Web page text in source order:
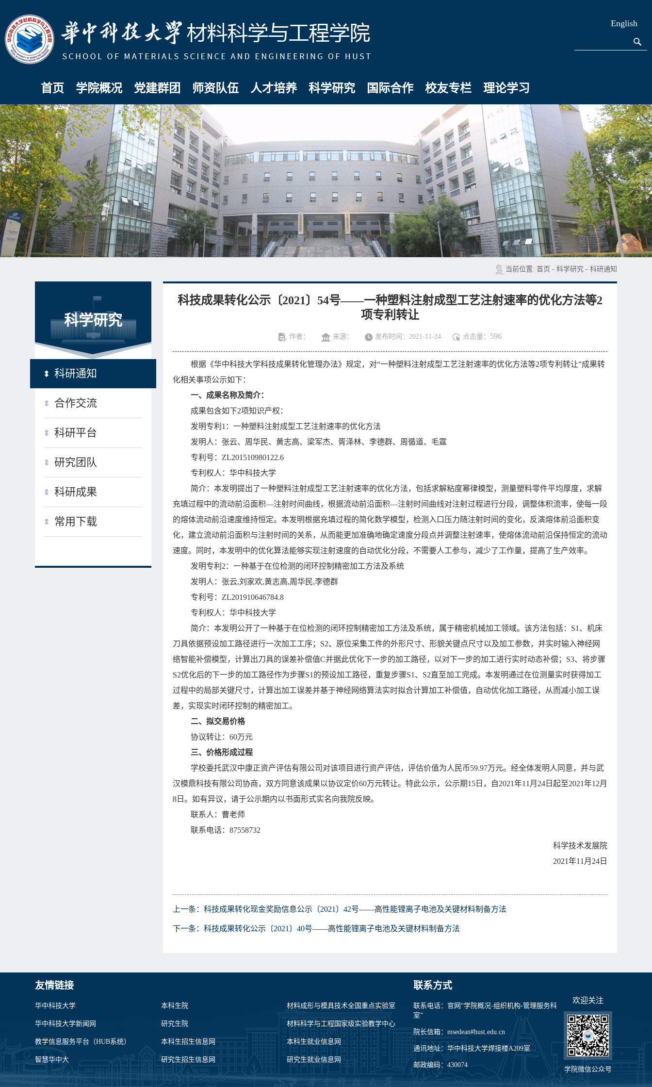
English
首页 学院概况 党建群团 师资队伍 人才培养 科学研究 国际合作 校友专栏 理论学习
当前位置: 首页 - 科学研究 - 科研通知
科学研究
科研通知
合作交流
科研平台
研究团队
科研成果
常用下载
科技成果转化公示〔2021〕54号——一种塑料注射成型工艺注射速率的优化方法等2
项专利转让
作者： 来源： 发布时间：2021-11-24 点击量： 596
根据《华中科技大学科技成果转化管理办法》规定，对“一种塑料注射成型工艺注射速率的优化方法等2项专利转让”成果转
化相关事项公示如下：
一、成果名称及简介：
成果包含如下2项知识产权：
发明专利1：一种塑料注射成型工艺注射速率的优化方法
发明人：张云、周华民、黄志高、梁军杰、胥泽林、李德群、周循道、毛霆
专利号：ZL201510980122.6
专利权人：华中科技大学
简介：本发明提出了一种塑料注射成型工艺注射速率的优化方法，包括求解粘度幂律模型，测量塑料零件平均厚度，求解
充填过程中的流动前沿面积—注射时间曲线，根据流动前沿面积—注射时间曲线对注射过程进行分段，调整体积流率，使每一段
的熔体流动前沿速度维持恒定。本发明根据充填过程的简化数学模型，检测入口压力随注射时间的变化，反演熔体前沿面积变
化，建立流动前沿面积与注射时间的关系，从而能更加准确地确定速度分段点并调整注射速率，使熔体流动前沿保持恒定的流动
速度。同时，本发明中的优化算法能够实现注射速度的自动优化分段，不需要人工参与，减少了工作量，提高了生产效率。
发明专利2：一种基于在位检测的闭环控制精密加工方法及系统
发明人：张云,刘家欢,黄志高,周华民,李德群
专利号：ZL201910646784.8
专利权人：华中科技大学
简介：本发明公开了一种基于在位检测的闭环控制精密加工方法及系统，属于精密机械加工领域。该方法包括：S1、机床
刀具依据预设加工路径进行一次加工工序；S2、原位采集工件的外形尺寸、形貌关键点尺寸以及加工参数，并实时输入神经网
络智能补偿模型，计算出刀具的误差补偿值C并据此优化下一步的加工路径，以对下一步的加工进行实时动态补偿；S3、将步骤
S2优化后的下一步的加工路径作为步骤S1的预设加工路径，重复步骤S1、S2直至加工完成。本发明通过在位测量实时获得加工
过程中的局部关键尺寸，计算出加工误差并基于神经网络算法实时拟合计算加工补偿值，自动优化加工路径，从而减小加工误
差，实现实时闭环控制的精密加工。
二、拟交易价格
协议转让：60万元
三、价格形成过程
学校委托武汉中康正资产评估有限公司对该项目进行资产评估，评估价值为人民币59.97万元。经全体发明人同意，并与武
汉模鼎科技有限公司协商，双方同意该成果以协议定价60万元转让。特此公示，公示期15日，自2021年11月24日起至2021年12月
8日。如有异议，请于公示期内以书面形式实名向我院反映。
联系人：曹老师
联系电话：87558732
科学技术发展院
2021年11月24日
上一条： 科技成果转化现金奖励信息公示〔2021〕42号——高性能锂离子电池及关键材料制备方法
下一条： 科技成果转化公示〔2021〕40号——高性能锂离子电池及关键材料制备方法
友情链接
华中科技大学 本科生院 材料成形与模具技术全国重点实验室
华中科技大学新闻网 研究生院 材料科学与工程国家级实验教学中心
教学信息服务平台（HUB系统） 本科生招生信息网 本科生就业信息网
智慧华中大 研究生招生信息网 研究生就业信息网
联系方式
联系电话：官网“学院概况-组织机构-管理服务科
室”
院长信箱：msedean#hust.edu.cn
通讯地址：华中科技大学焊接楼A209室
邮政编码：430074
欢迎关注
学院微信公众号